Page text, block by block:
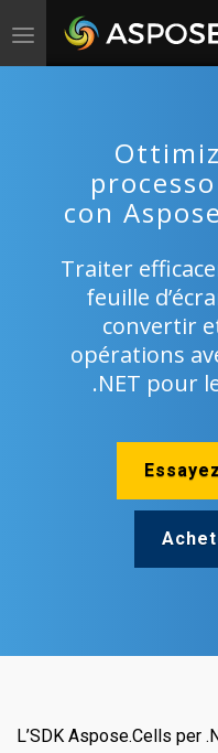
Toggle
navigation
con
Traiter
feuille
convertir
opérations
.NET pour
L’SDK Aspose.Cells per